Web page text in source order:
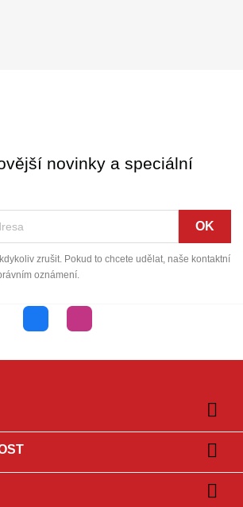
novinky a speciální
zrušit. Pokud to chcete udělat, naše kontaktní
oznámení.
Facebook


